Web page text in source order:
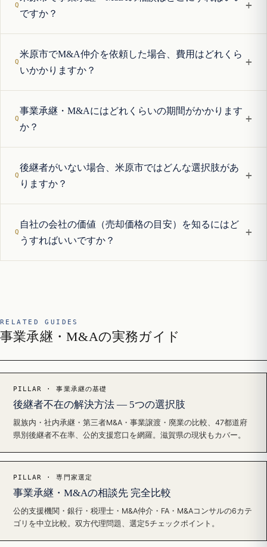
ですか？
+
米原市でM&A仲介を依頼した場合、費用はどれくら
いかかりますか？
+
事業承継・M&Aにはどれくらいの期間がかかります
か？
+
後継者がいない場合、米原市ではどんな選択肢があ
りますか？
+
自社の会社の価値（売却価格の目安）を知るにはど
うすればいいですか？
+
RELATED GUIDES
事業承継・M&Aの実務ガイド
PILLAR · 事業承継の基礎
後継者不在の解決方法 — 5つの選択肢
親族内・社内承継・第三者M&A・事業譲渡・廃業の比較、47都道府
県別後継者不在率、公的支援窓口を網羅。滋賀県の現状もカバー。
PILLAR · 専門家選定
事業承継・M&Aの相談先 完全比較
公的支援機関・銀行・税理士・M&A仲介・FA・M&Aコンサルの6カテ
ゴリを中立比較。双方代理問題、選定5チェックポイント。